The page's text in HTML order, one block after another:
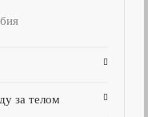
за телом